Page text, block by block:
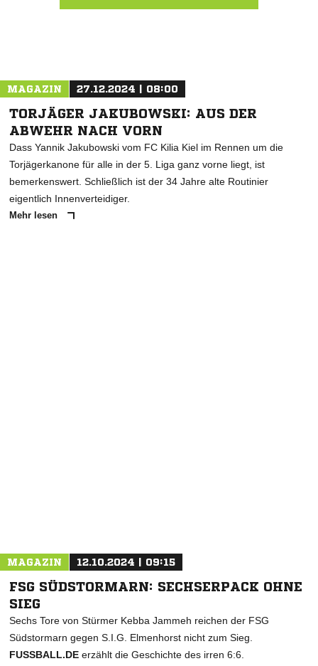
MAGAZIN 27.12.2024 | 08:00
TORJÄGER JAKUBOWSKI: AUS DER
ABWEHR NACH VORN
Dass Yannik Jakubowski vom FC Kilia Kiel im Rennen um die
Torjägerkanone für alle in der 5. Liga ganz vorne liegt, ist
bemerkenswert. Schließlich ist der 34 Jahre alte Routinier
eigentlich Innenverteidiger.
Mehr lesen
MAGAZIN 12.10.2024 | 09:15
FSG SÜDSTORMARN: SECHSERPACK OHNE
SIEG
Sechs Tore von Stürmer Kebba Jammeh reichen der FSG
Südstormarn gegen S.I.G. Elmenhorst nicht zum Sieg.
FUSSBALL.DE erzählt die Geschichte des irren 6:6.